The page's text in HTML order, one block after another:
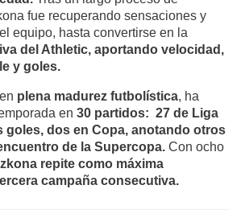
fue recuperando sensaciones y
equipo, hasta convertirse en la
del Athletic, aportando velocidad,
y goles.
plena madurez futbolística, ha
en 30 partidos: 27 de Liga
goles, dos en Copa, anotando otros
de la Supercopa. Con ocho
repite como máxima
campaña consecutiva.